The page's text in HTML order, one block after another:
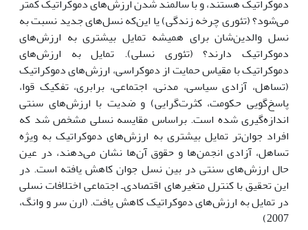
دموکراتیک هستند، و با سالمند شدن ارزش‌هاى دموکراتیک کمتر
مى‌شود؟ (تئورى چرخه زندگى) یا این‌که نسل‌هاى جدید نسبت به
نسل والدین‌شان براى همیشه تمایل بیشترى به ارزش‌هاى
دموکراتیک دارند؟ (تئورى نسلى). تمایل به ارزش‌هاى
دموکراتیک با مقیاس حمایت از دموکراسى، ارزش‌هاى دموکراتیک
(تساهل، آزادى سیاسى، مدنى، اجتماعى، برابرى، تفکیک قوا،
پاسخ‌گویى حکومت، کثرت‌گرایى) و ضدیت با ارزش‌هاى سنتى
اندازه‌گیرى شده است. براساس مقایسه نسلى مشخص شد که
افراد جوان‌تر تمایل بیشترى به ارزش‌هاى دموکراتیک به ویژه
تساهل، آزادى انجمن‌ها و حقوق آن‌ها نشان مى‌دهند، در عین
حال ارزش‌هاى سنتى در بین نسل جوان کاهش یافته است. در
این تحقیق با کنترل متغیرهاى اقتصادی‌ـ اجتماعى اختلافات نسلى
در تمایل به ارزش‌هاى دموکراتیک کاهش یافت. (ارن سر و وانگ،
2007)